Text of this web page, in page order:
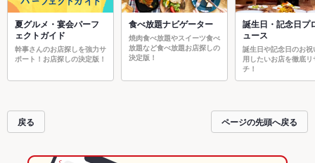
夏グルメ・宴会パーフ
ェクトガイド
幹事さんのお店探しを強力サ
ポート！お店探しの決定版！
食べ放題ナビゲーター
焼肉食べ放題やスイーツ食べ
放題など食べ放題お店探しの
決定版！
誕生日・記念日プ
ュース
誕生日や記念日のお祝
用したいお店を徹底リ
チ！
戻る ページの先頭へ戻る